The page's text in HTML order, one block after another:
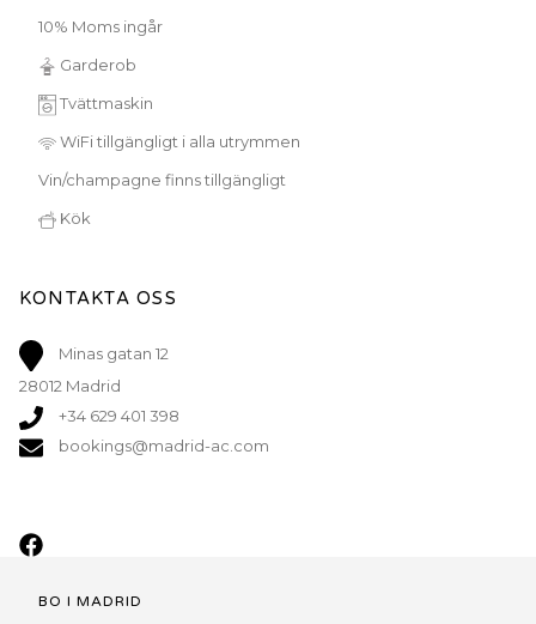
10% Moms ingår
Garderob
Tvättmaskin
WiFi tillgängligt i alla utrymmen
Vin/champagne finns tillgängligt
Kök
KONTAKTA OSS
Minas gatan 12
28012 Madrid
+34 629 401 398
bookings@madrid-ac.com
BO I MADRID